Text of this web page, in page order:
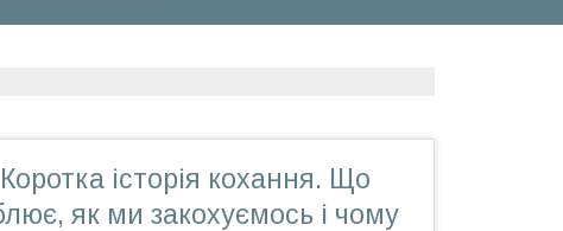
історія кохання. Що
як ми закохуємось і чому